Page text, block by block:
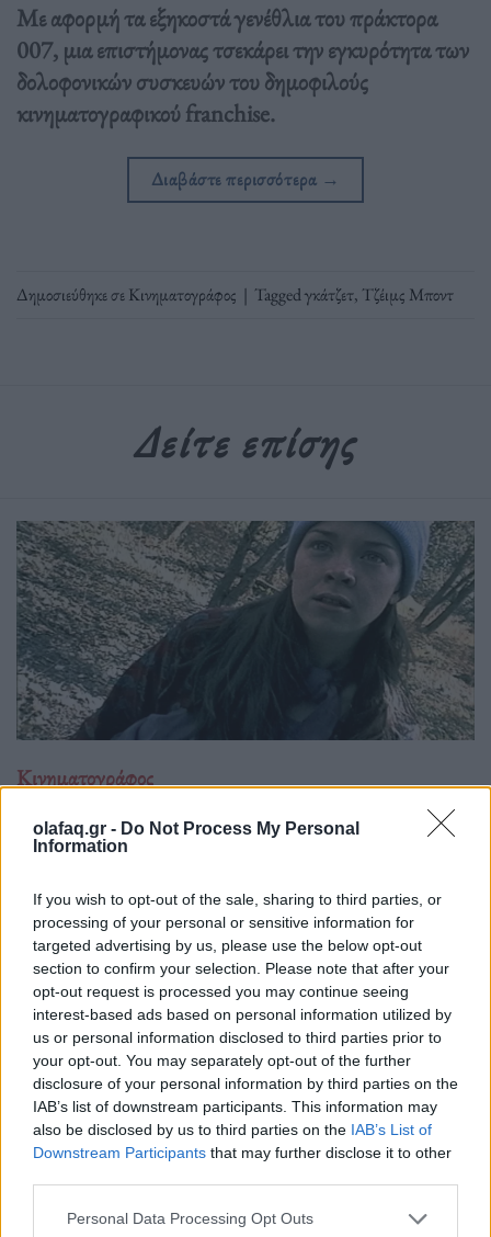
olafaq.gr - Do Not Process My Personal
Information
If you wish to opt-out of the sale, sharing to third parties, or
processing of your personal or sensitive information for
targeted advertising by us, please use the below opt-out
section to confirm your selection. Please note that after your
opt-out request is processed you may continue seeing
interest-based ads based on personal information utilized by
us or personal information disclosed to third parties prior to
your opt-out. You may separately opt-out of the further
disclosure of your personal information by third parties on the
IAB’s list of downstream participants. This information may
also be disclosed by us to third parties on the IAB’s List of
Downstream Participants that may further disclose it to other
Personal Data Processing Opt Outs
Με αφορμή τα εξηκοστά γενέθλια του πράκτορα
007, μια επιστήμονας τσεκάρει την εγκυρότητα των
δολοφονικών συσκευών του δημοφιλούς
κινηματογραφικού franchise.
Διαβάστε περισσότερα →
Δημοσιεύθηκε σεΚινηματογράφος | Taggedγκάτζετ, Τζέιμς Μποντ
Δείτε επίσης
Κινηματογράφος
The Blair Witch Project επιστρέφει στους
κινηματογράφους με νέα ταινία το 2027
Όλα όσα γνωρίζουμε για τη νέα εκδοχή του The Blair Witch
Project από τη Lionsgate: ημερομηνία